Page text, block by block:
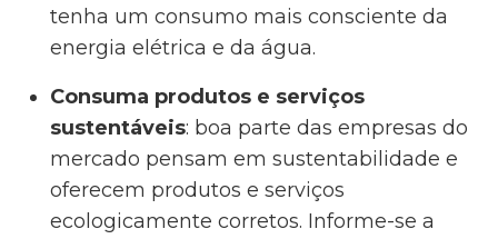
tenha um consumo mais consciente da
energia elétrica e da água.
Consuma produtos e serviços
sustentáveis: boa parte das empresas do
mercado pensam em sustentabilidade e
oferecem produtos e serviços
ecologicamente corretos. Informe-se a